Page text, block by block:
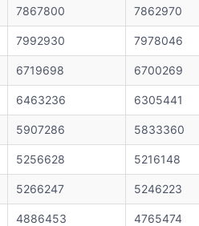
7867800 7862970
7992930 7978046
6719698 6700269
6463236 6305441
5907286 5833360
5256628 5216148
5266247 5246223
4886453 4765474